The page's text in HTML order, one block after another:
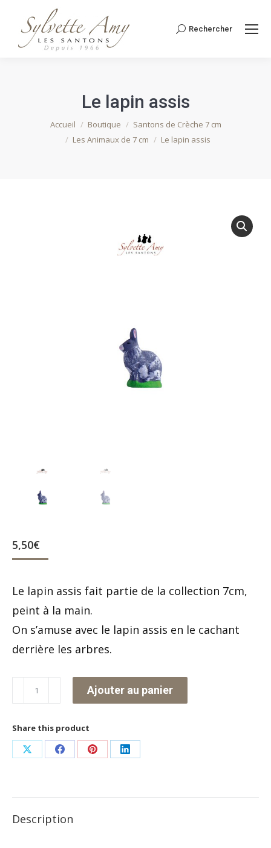
Recherche
Rechercher
Le lapin assis
Vous êtes ici :
Accueil Boutique
Santons de Crèche 7 cm
Les Animaux de 7 cm
Le lapin assis
5,50€
Le lapin assis fait partie de la collection 7cm,
peint à la main.
On s’amuse avec le lapin assis en le cachant
derrière les arbres.
quantité
de
Le
lapin
Ajouter au panier
Share this product
PartagerPartagerPartagerPartager
Description